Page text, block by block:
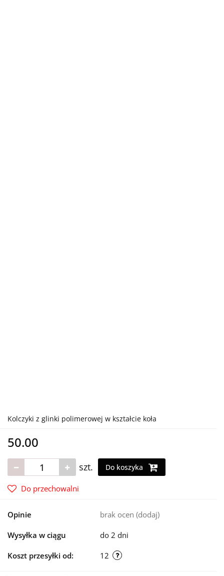
Kolczyki z glinki polimerowej w kształcie koła
50.00
szt. Do koszyka
Do przechowalni
Opinie brak ocen (dodaj)
Wysyłka w ciągu do 2 dni
Koszt przesyłki od: 12